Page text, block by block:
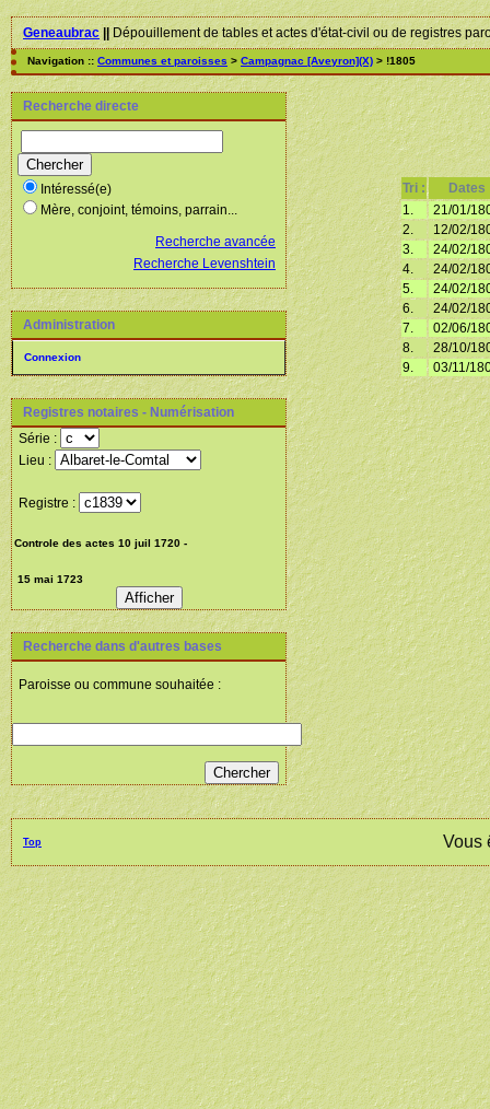
Geneaubrac||Dépouillement de tables et actes d'état-civil ou de registres
Navigation :: Communes et paroisses > Campagnac [Aveyron](X) > !1805
Recherche directe
Intéressé(e)
Mère, conjoint, témoins, parrain...
Recherche avancée
Recherche Levenshtein
Administration
Connexion
Registres notaires - Numérisation
Série :
Lieu :
Registre :
Recherche dans d'autres bases
Paroisse ou commune souhaitée :
Tri :
Dates
1.
21/01/
2.
12/02/
3.
24/02/
4.
24/02/
5.
24/02/
6.
24/02/
7.
02/06/
8.
28/10/
9.
03/11/
Top Vous